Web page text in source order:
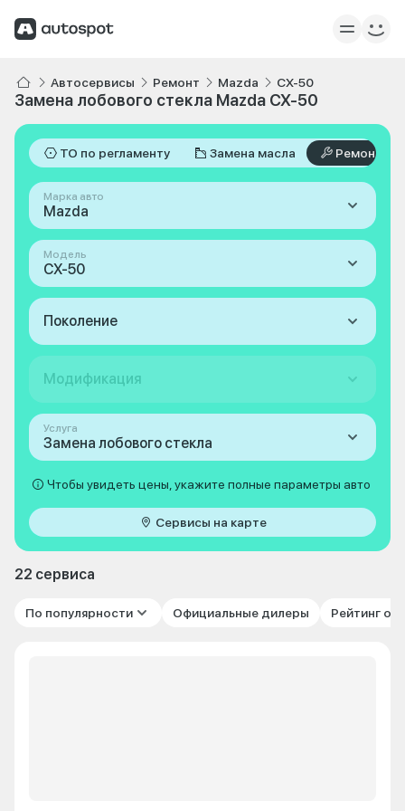
Автосервисы Ремонт Mazda CX-50
Замена лобового стекла Mazda CX-50
ТО по регламенту Замена масла Ремонт
Марка авто
Mazda
Модель
CX-50
Поколение
Модификация
Услуга
Замена лобового стекла
Чтобы увидеть цены, укажите полные параметры авто
Сервисы на карте
22 сервиса
По популярности Официальные дилеры Рейтинг